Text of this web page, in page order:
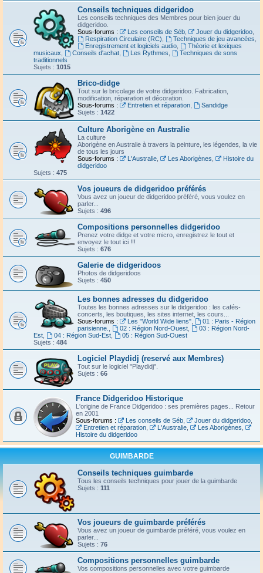
Conseils techniques didgeridoo
Les conseils techniques des Membres pour bien jouer du
didgeridoo.
Sous-forums :
Les conseils de Séb, Jouer du didgeridoo,
Respiration Circulaire (RC)
Techniques de jeu avancées
Enregistrement et logiciels audio,
Théorie et lexiques
musicaux
Conseils d'achat, Les Rythmes
Techniques de sons
traditionnels
Sujets : 1015
Brico-didge
Tout sur le bricolage de votre didgeridoo. Fabrication,
modification, réparation et décoration.
Sous-forums :
Entretien et réparation,
Sandidge
Sujets : 1422
Culture Aborigène en Australie
La culture
Aborigène en Australie à travers la peinture, les légendes, la vie
de tous les jours
Sous-forums :
L'Australie, Les Aborigènes
Histoire du
didgeridoo
Sujets : 475
Vos joueurs de didgeridoo préférés
Vous avez un joueur de didgeridoo préféré, vous voulez en
parler...
Sujets : 496
Compositions personnelles didgeridoo
Prenez votre didge et votre micro, enregistrez le tout et
envoyez le tout ici !!!
Sujets : 676
Galerie de didgeridoos
Photos de didgeridoos
Sujets : 450
Les bonnes adresses du didgeridoo
Toutes les bonnes adresses sur le didgeridoo : les cafés-
concerts, les boutiques, les sites internet, les cours...
Sous-forums :
Les "World Wide liens",
01 : Paris - Région
parisienne.
02 : Région Nord-Ouest,
03 : Région Nord-
Est
04 : Région Sud-Est,
05 : Région Sud-Ouest
Sujets : 484
Logiciel Playdidj (reservé aux Membres)
Tout sur le logiciel "Playdidj".
Sujets : 66
France Didgeridoo Historique
L'origine de France Didgeridoo : ses premières pages... Retour
en 2001
Sous-forums :
Les conseils de Séb, Jouer du didgeridoo,
Entretien et réparation, L'Australie, Les Aborigènes
Histoire du didgeridoo
GUIMBARDE
Conseils techniques guimbarde
Tous les conseils techniques pour jouer de la guimbarde
Sujets : 111
Vos joueurs de guimbarde préférés
Vous avez un joueur de guimbarde préféré, vous voulez en
parler...
Sujets : 76
Compositions personnelles guimbarde
Vos compositions personnelles avec votre guimbarde